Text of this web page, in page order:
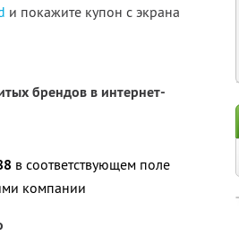
и покажите купон с экрана
брендов в интернет-
в соответствующем поле
компании